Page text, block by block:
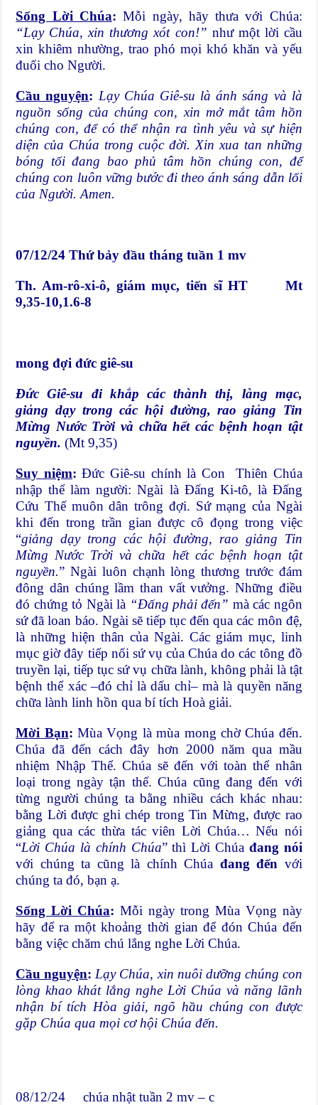
Sống Lời Chúa: Mỗi ngày, hãy thưa với Chúa:
“Lạy Chúa, xin thương xót con!” như một lời cầu
xin khiêm nhường, trao phó mọi khó khăn và yếu
đuối cho Người.
Cầu nguyện: Lạy Chúa Giê-su là ánh sáng và là
nguồn sống của chúng con, xin mở mắt tâm hồn
chúng con, để có thể nhận ra tình yêu và sự hiện
diện của Chúa trong cuộc đời. Xin xua tan những
bóng tối đang bao phủ tâm hồn chúng con, để
chúng con luôn vững bước đi theo ánh sáng dẫn lối
của Người. Amen.
07/12/24 Thứ bảy đầu tháng tuần 1 mv
Th. Am-rô-xi-ô, giám mục, tiến sĩ HT Mt
9,35-10,1.6-8
mong đợi đức giê-su
Đức Giê-su đi khắp các thành thị, làng mạc,
giảng dạy trong các hội đường, rao giảng Tin
Mừng Nước Trời và chữa hết các bệnh hoạn tật
nguyền.(Mt 9,35)
Suy niệm: Đức Giê-su chính là Con Thiên Chúa
nhập thể làm người: Ngài là Đấng Ki-tô, là Đấng
Cứu Thế muôn dân trông đợi. Sứ mạng của Ngài
khi đến trong trần gian được cô đọng trong việc
“giảng dạy trong các hội đường, rao giảng Tin
Mừng Nước Trời và chữa hết các bệnh hoạn tật
nguyền.” Ngài luôn chạnh lòng thương trước đám
đông dân chúng lầm than vất vưởng. Những điều
đó chứng tỏ Ngài là “Đấng phải đến” mà các ngôn
sứ đã loan báo. Ngài sẽ tiếp tục đến qua các môn đệ,
là những hiện thân của Ngài. Các giám mục, linh
mục giờ đây tiếp nối sứ vụ của Chúa do các tông đồ
truyền lại, tiếp tục sứ vụ chữa lành, không phải là tật
bệnh thể xác –đó chỉ là dấu chỉ– mà là quyền năng
chữa lành linh hồn qua bí tích Hoà giải.
Mời Bạn: Mùa Vọng là mùa mong chờ Chúa đến.
Chúa đã đến cách đây hơn 2000 năm qua mầu
nhiệm Nhập Thể. Chúa sẽ đến với toàn thể nhân
loại trong ngày tận thế. Chúa cũng đang đến với
từng người chúng ta bằng nhiều cách khác nhau:
bằng Lời được ghi chép trong Tin Mừng, được rao
giảng qua các thừa tác viên Lời Chúa… Nếu nói
“Lời Chúa là chính Chúa” thì Lời Chúa đang nói
với chúng ta cũng là chính Chúa đang đến với
chúng ta đó, bạn ạ.
Sống Lời Chúa: Mỗi ngày trong Mùa Vọng này
hãy để ra một khoảng thời gian để đón Chúa đến
bằng việc chăm chú lắng nghe Lời Chúa.
Cầu nguyện: Lạy Chúa, xin nuôi dưỡng chúng con
lòng khao khát lắng nghe Lời Chúa và năng lãnh
nhận bí tích Hòa giải, ngõ hầu chúng con được
gặp Chúa qua mọi cơ hội Chúa đến.
08/12/24 chúa nhật tuần 2 mv – c